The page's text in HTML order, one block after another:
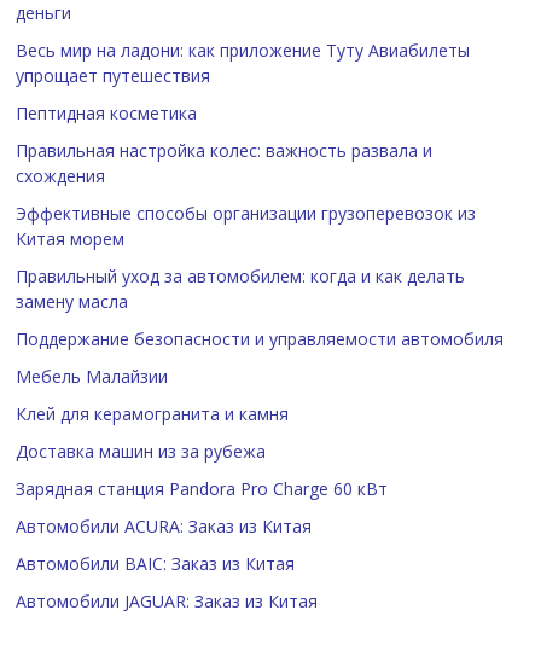
деньги
Весь мир на ладони: как приложение Туту Авиабилеты
упрощает путешествия
Пептидная косметика
Правильная настройка колес: важность развала и
схождения
Эффективные способы организации грузоперевозок из
Китая морем
Правильный уход за автомобилем: когда и как делать
замену масла
Поддержание безопасности и управляемости автомобиля
Мебель Малайзии
Клей для керамогранита и камня
Доставка машин из за рубежа
Зарядная станция Pandora Pro Charge 60 кВт
Автомобили ACURA: Заказ из Китая
Автомобили BAIC: Заказ из Китая
Автомобили JAGUAR: Заказ из Китая